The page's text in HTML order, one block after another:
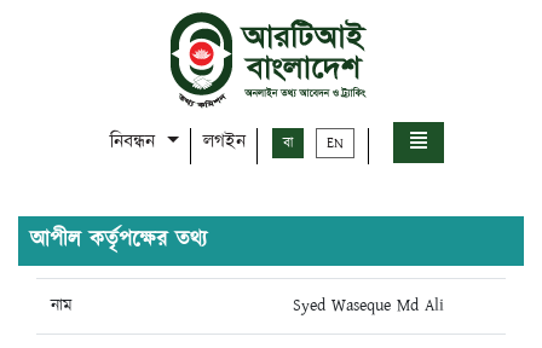
নিবন্ধন লগইন বা EN
আপীল কর্তৃপক্ষের তথ্য
নাম Syed Waseque Md Ali